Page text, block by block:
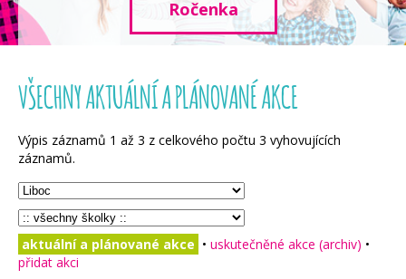
Ročenka
VŠECHNY AKTUÁLNÍ A PLÁNOVANÉ AKCE
Výpis záznamů 1 až 3 z celkového počtu 3 vyhovujících
záznamů.
aktuální a plánované akce • uskutečněné akce (archiv) •
přidat akci